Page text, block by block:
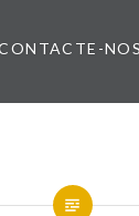
NOS